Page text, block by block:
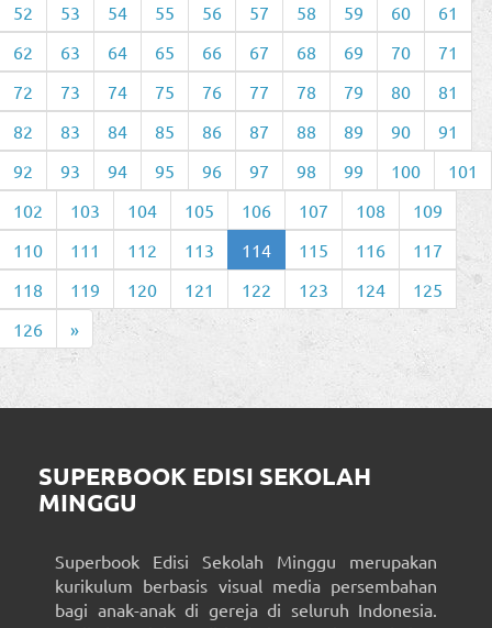
52
53 54 55 56 57 58 59 60
61
62
63 64 65 66 67 68 69 70
71
72
73 74 75 76 77 78 79 80
81
82
83 84 85 86 87 88 89 90
91
92
93 94 95 96 97 98 99 100
101
102
103 104 105 106 107 108
109
110
111 112 113 114 115 116
117
118
119 120 121 122 123 124
125
126
»
SUPERBOOK EDISI SEKOLAH
MINGGU
Superbook Edisi Sekolah Minggu merupakan
kurikulum berbasis visual media persembahan
bagi anak-anak di gereja di seluruh Indonesia.